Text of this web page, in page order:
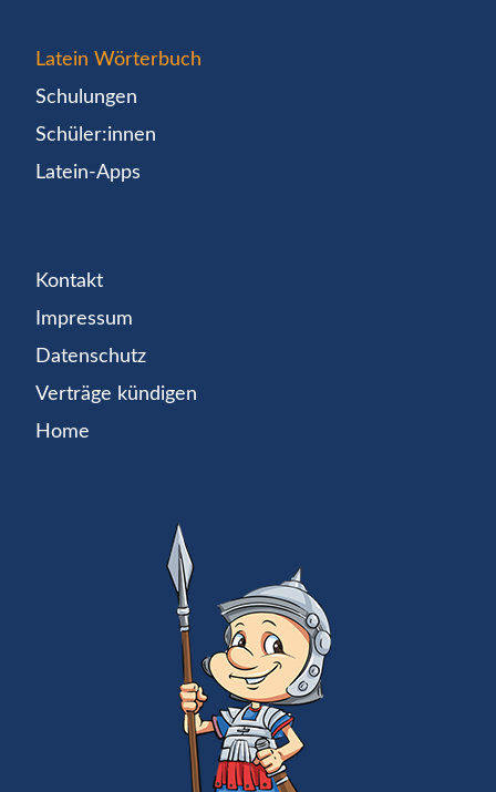
Latein Wörterbuch
Schulungen
Schüler:innen
Latein-Apps
Kontakt
Impressum
Datenschutz
Verträge kündigen
Home